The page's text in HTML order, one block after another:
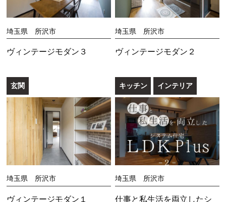
埼玉県 所沢市
ヴィンテージモダン３
埼玉県 所沢市
ヴィンテージモダン２
玄関
埼玉県 所沢市
ヴィンテージモダン１
キッチン インテリア
埼玉県 所沢市
仕事と私生活を両立したシ